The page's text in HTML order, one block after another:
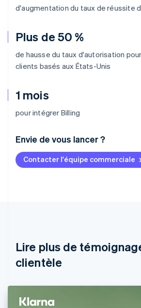
d'augmentation du taux de réussite
Plus de 50 %
de hausse du taux d'autorisation
clients basés aux États-Unis
1 mois
pour intégrer Billing
Envie de vous lancer ?
Contacter l'équipe commerciale
Lire plus de
clientèle
Allemagne
Brésil
PortuguêsEnglish
Bulgarie
Chine continentale